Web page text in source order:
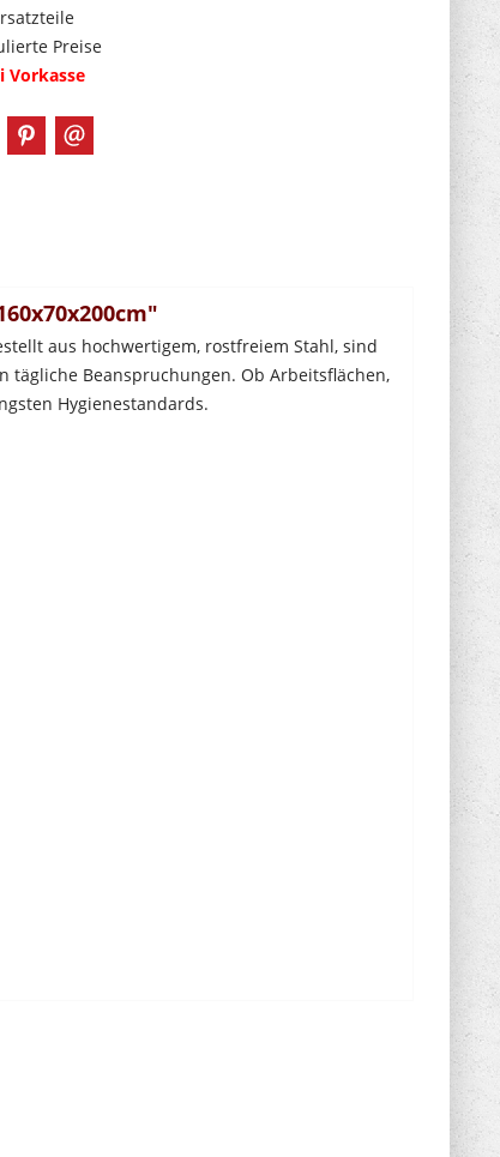
Preise
Vorkasse
aus hochwertigem, rostfreiem Stahl, sind
Beanspruchungen. Ob Arbeitsflächen,
Hygienestandards.